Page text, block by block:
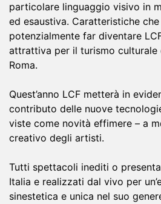
‌particolare‌ ‌linguaggio‌ ‌visivo‌ ‌in‌
‌ed‌ ‌esaustiva.‌‌ Caratteristiche‌
‌potenzialmente‌ ‌far‌ ‌diventare‌
‌attrattiva‌ ‌per‌ ‌il‌ ‌turismo‌ ‌culturale‌
‌Roma.‌
Quest’anno LCF metterà in
contributo delle nuove
viste come novità effimere – a
creativo degli artisti.
Tutti spettacoli‌ ‌inediti‌ ‌o‌
‌Italia‌ ‌e‌ ‌realizzati‌ dal vivo ‌per‌
‌sinestetica‌ ‌e‌ ‌unica‌ ‌nel‌ ‌suo‌